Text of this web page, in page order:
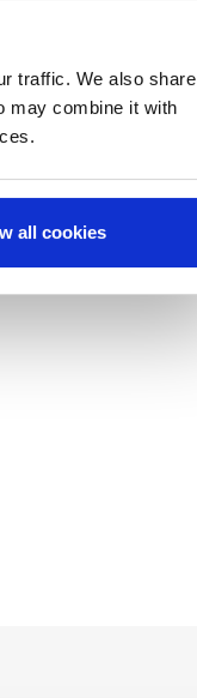
traffic. We also share
may combine it with
all cookies